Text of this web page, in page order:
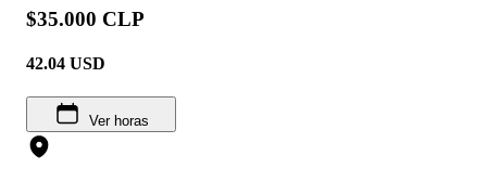
$35.000 CLP
42.04 USD
Ver horas